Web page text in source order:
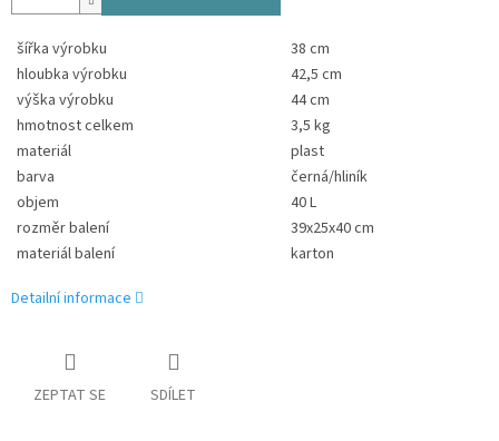
šířka výrobku
38 cm
hloubka výrobku
42,5 cm
výška výrobku
44 cm
hmotnost celkem
3,5 kg
materiál
plast
barva
černá/hliník
objem
40 L
rozměr balení
39x25x40 cm
materiál balení
karton
Detailní informace
ZEPTAT SE SDÍLET